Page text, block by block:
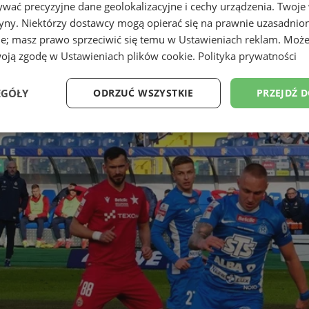
precyzyjne dane geolokalizacyjne i cechy urządzenia.
Niektórzy dostawcy mogą opierać się na prawnie
masz prawo sprzeciwić się temu w Ustawieniach reklam.
zgodę w Ustawieniach plików cookie. Polityka prywatności
PRZEJDŹ
ODRZUĆ WSZYSTKIE
Wydajność Targetowanie Funkcjonalność
Wydajność Targetowanie Funkcjonalność
umożliwiają korzystanie z podstawowych funkcji strony internetowej, takich jak
niezbędnych plików cookie nie można prawidłowo korzystać ze strony
/Domena
Okres
przechowywania